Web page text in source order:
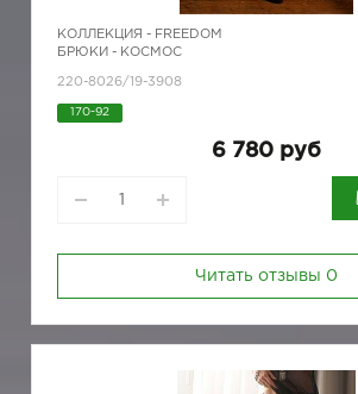
КОЛЛЕКЦИЯ - FREEDOM
БРЮКИ - КОСМОС
220-8026/19-3908
170-92
6 780 руб
Читать отзывы 0